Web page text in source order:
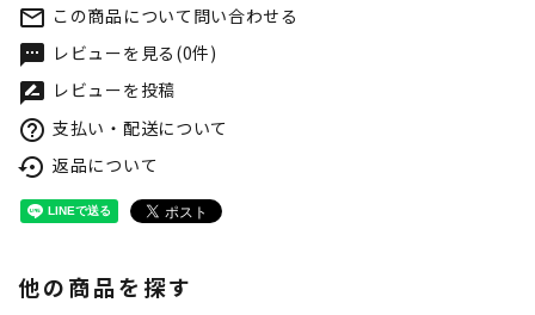
mail_outline この商品について問い合わせる
textsms レビューを見る(0件)
rate_review レビューを投稿
help_outline 支払い・配送について
settings_backup_restore 返品について
他の商品を探す